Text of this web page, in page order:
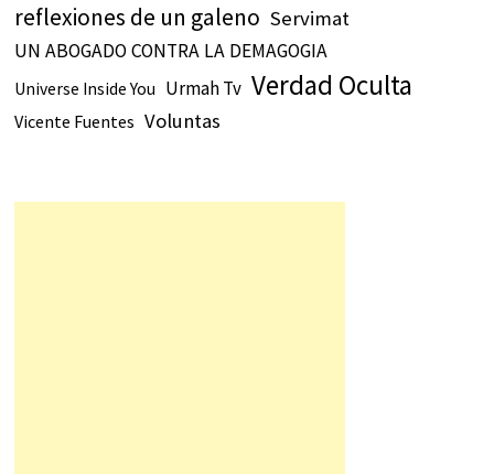
reflexiones de un galeno Servimat
UN ABOGADO CONTRA LA DEMAGOGIA
Universe Inside You Urmah Tv Verdad Oculta
Vicente Fuentes Voluntas